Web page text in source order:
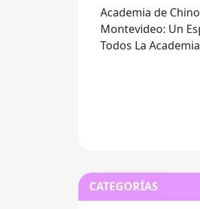
Academia de
Montevideo: Un
Todos La Academia de Chino China Uy,
CATEGORÍAS